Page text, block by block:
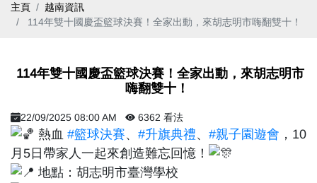
主頁
越南資訊
​ 114年雙十國慶盃籃球決賽！全家出動，來胡志明市嗨翻雙十！ ​
​ 114年雙十國慶盃籃球決賽！全家出動，來胡志明市
嗨翻雙十！ ​
22/09/2025 08:00 AM 6362 看法
熱血 #籃球決賽、 #升旗典禮、 #親子園遊會 ，10
月5日帶家人一起來創造難忘回憶！
地點：胡志明市臺灣學校